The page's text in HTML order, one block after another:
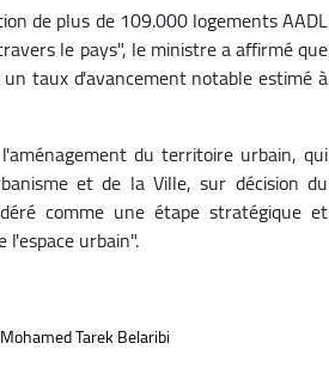
de plus de 109.000 logements AADL
le pays", le ministre a affirmé que
taux d'avancement notable estimé à
du territoire urbain, qui
et de la Ville, sur décision du
comme une étape stratégique et
urbain".
Mohamed Tarek Belaribi